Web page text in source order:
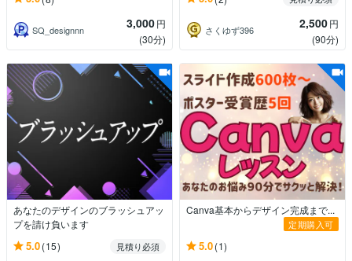
SQ_designnn 3,000円
(30分)
さくゆず396 2,500円
(90分)
あなたのデザインのブラッシュアッ
プを請け負います
5.0(15) 見積り必須
Canva基本からデザイン完成まで...
定期購入可
5.0(1)